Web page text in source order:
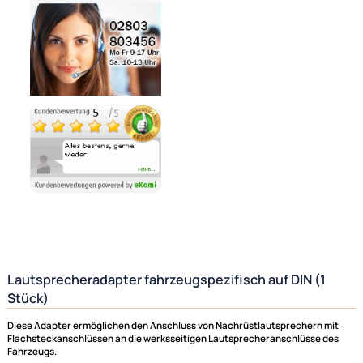
Noch 4 direkt ab Lager lieferbar
Lieferzeit 1 - 3 Tage
Ähnliche Produkte anzeigen